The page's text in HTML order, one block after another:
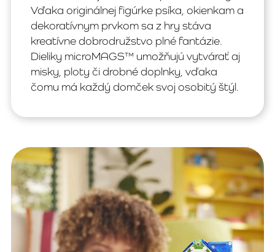
Vďaka originálnej figúrke psíka, okienkam a
dekoratívnym prvkom sa z hry stáva
kreatívne dobrodružstvo plné fantázie.
Dieliky microMAGS™ umožňujú vytvárať aj
misky, ploty či drobné doplnky, vďaka
čomu má každý domček svoj osobitý štýl.